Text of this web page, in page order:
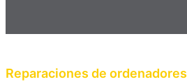
Reparaciones de ordenadores